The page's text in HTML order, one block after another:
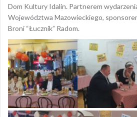
Dom Kultury Idalin. Partnerem
Województwa Mazowieckiego,
Broni “Łucznik” Radom.